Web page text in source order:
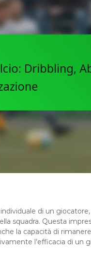
di un
squadra. Questa
la capacità di
l’efficacia di un